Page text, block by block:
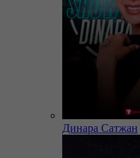
Динара Сатжан